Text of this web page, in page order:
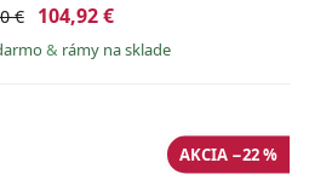
€ 104,92 €
& rámy na sklade
AKCIA −22 %